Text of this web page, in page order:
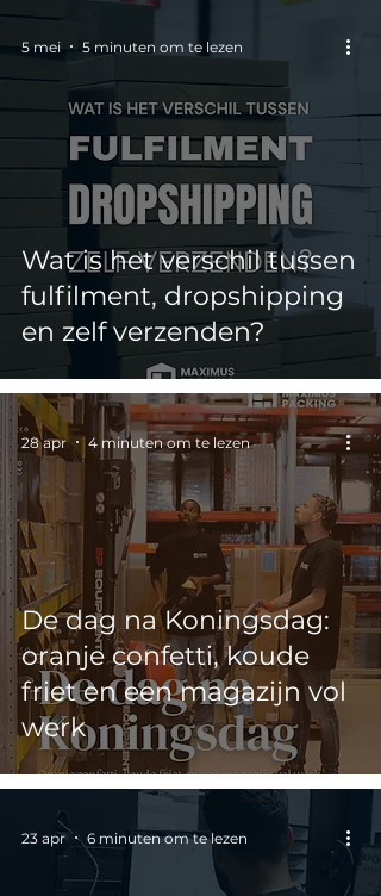
Wat is het verschil tussen
fulfilment, dropshipping
en zelf verzenden?
5 mei 5 minuten om te lezen
De dag na Koningsdag:
oranje confetti, koude
friet en een magazijn vol
werk
28 apr 4 minuten om te lezen
23 apr 6 minuten om te lezen